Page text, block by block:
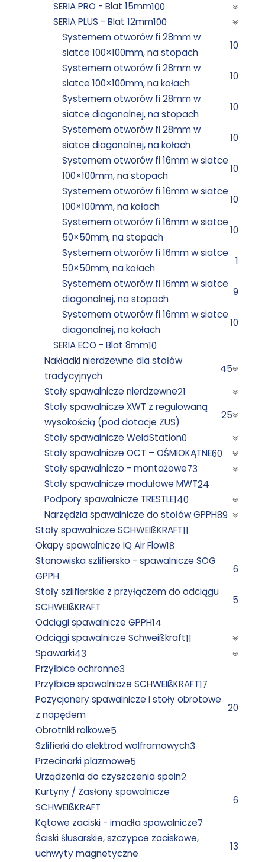
SERIA PRO - Blat 15mm100
SERIA PLUS - Blat 12mm100
Systemem otworów fi 28mm w
siatce 100×100mm, na stopach
10
Systemem otworów fi 28mm w
siatce 100×100mm, na kołach
10
Systemem otworów fi 28mm w
siatce diagonalnej, na stopach
10
Systemem otworów fi 28mm w
siatce diagonalnej, na kołach
10
Systemem otworów fi 16mm w siatce
100×100mm, na stopach
10
Systemem otworów fi 16mm w siatce
100×100mm, na kołach
10
Systemem otworów fi 16mm w siatce
50×50mm, na stopach
10
Systemem otworów fi 16mm w siatce
50×50mm, na kołach
1
Systemem otworów fi 16mm w siatce
diagonalnej, na stopach
9
Systemem otworów fi 16mm w siatce
diagonalnej, na kołach
10
SERIA ECO - Blat 8mm10
Nakładki nierdzewne dla stołów
tradycyjnych
45
Stoły spawalnicze nierdzewne21
Stoły spawalnicze XWT z regulowaną
wysokością (pod dotacje ZUS)
25
Stoły spawalnicze WeldStation0
Stoły spawalnicze OCT – OŚMIOKĄTNE60
Stoły spawalniczo - montażowe73
Stoły spawalnicze modułowe MWT24
Podpory spawalnicze TRESTLE140
Narzędzia spawalnicze do stołów GPPH89
Stoły spawalnicze SCHWEIßKRAFT11
Okapy spawalnicze IQ Air Flow18
Stanowiska szlifiersko - spawalnicze SOG
GPPH
6
Stoły szlifierskie z przyłączem do odciągu
SCHWEIßKRAFT
5
Odciągi spawalnicze GPPH14
Odciągi spawalnicze Schweißkraft11
Spawarki43
Przyłbice ochronne3
Przyłbice spawalnicze SCHWEIßKRAFT17
Pozycjonery spawalnicze i stoły obrotowe
z napędem
20
Obrotniki rolkowe5
Szlifierki do elektrod wolframowych3
Przecinarki plazmowe5
Urządzenia do czyszczenia spoin2
Kurtyny / Zasłony spawalnicze
SCHWEIßKRAFT
6
Kątowe zaciski - imadła spawalnicze7
Ściski ślusarskie, szczypce zaciskowe,
uchwyty magnetyczne
13